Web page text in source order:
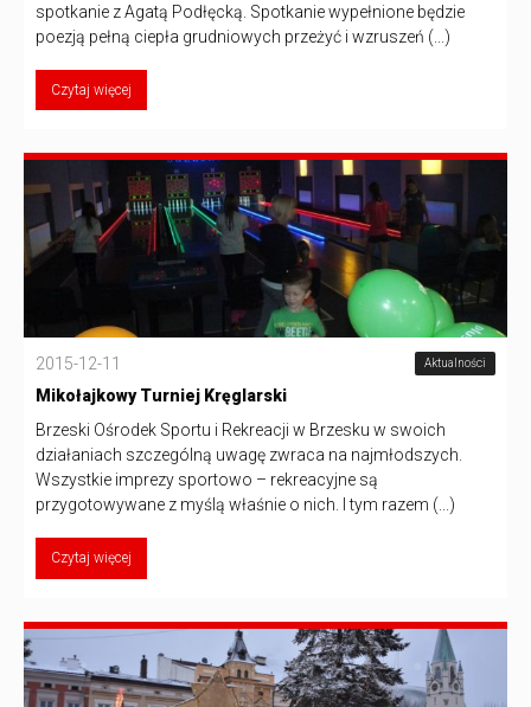
spotkanie z Agatą Podłęcką. Spotkanie wypełnione będzie
poezją pełną ciepła grudniowych przeżyć i wzruszeń (...)
Czytaj więcej
2015-12-11 Aktualności
Mikołajkowy Turniej Kręglarski
Brzeski Ośrodek Sportu i Rekreacji w Brzesku w swoich
działaniach szczególną uwagę zwraca na najmłodszych.
Wszystkie imprezy sportowo – rekreacyjne są
przygotowywane z myślą właśnie o nich. I tym razem (...)
Czytaj więcej